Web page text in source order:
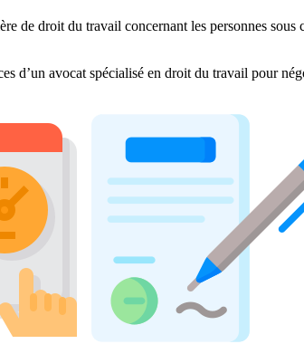
de droit du travail concernant les personnes
d’un avocat spécialisé en droit du travail pour